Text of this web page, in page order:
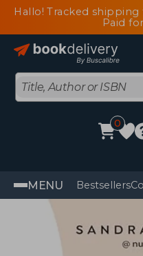
Hallo! Tracked
Paid
0
MENU Bestsellers